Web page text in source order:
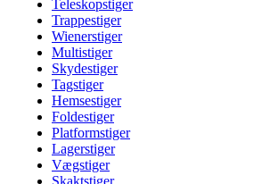
Teleskopstiger
Trappestiger
Wienerstiger
Multistiger
Skydestiger
Tagstiger
Hemsestiger
Foldestiger
Platformstiger
Lagerstiger
Vægstiger
Skaktstiger